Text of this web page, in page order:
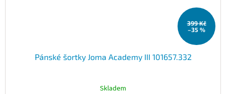
399 Kč
–35 %
Pánské šortky Joma Academy III 101657.332
Skladem